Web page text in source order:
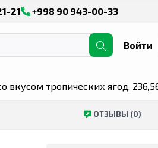
21 +998 90 943-00-33
Войти
вкусом тропических ягод,
ОТЗЫВЫ (0)